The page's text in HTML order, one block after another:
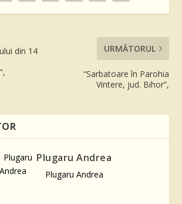
din 14
URMĂTORUL
“Sarbatoare în Parohia
Vintere, jud. Bihor”,
Plugaru Andrea
Plugaru Andrea